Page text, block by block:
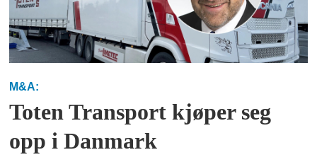
M&A:
Toten Transport kjøper seg
opp i Danmark